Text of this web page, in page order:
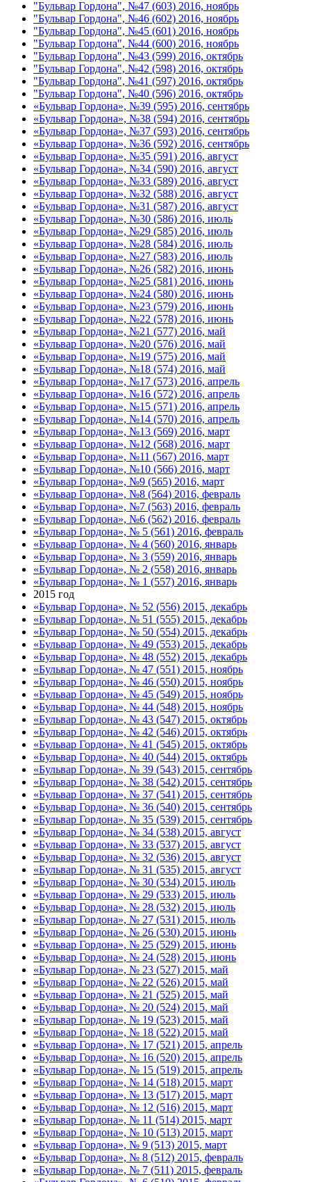
"Бульвар Гордона", №47 (603) 2016, ноябрь
"Бульвар Гордона", №46 (602) 2016, ноябрь
"Бульвар Гордона", №45 (601) 2016, ноябрь
"Бульвар Гордона", №44 (600) 2016, ноябрь
"Бульвар Гордона", №43 (599) 2016, октябрь
"Бульвар Гордона", №42 (598) 2016, октябрь
"Бульвар Гордона", №41 (597) 2016, октябрь
"Бульвар Гордона", №40 (596) 2016, октябрь
«Бульвар Гордона», №39 (595) 2016, сентябрь
«Бульвар Гордона», №38 (594) 2016, сентябрь
«Бульвар Гордона», №37 (593) 2016, сентябрь
«Бульвар Гордона», №36 (592) 2016, сентябрь
«Бульвар Гордона», №35 (591) 2016, август
«Бульвар Гордона», №34 (590) 2016, август
«Бульвар Гордона», №33 (589) 2016, август
«Бульвар Гордона», №32 (588) 2016, август
«Бульвар Гордона», №31 (587) 2016, август
«Бульвар Гордона», №30 (586) 2016, июль
«Бульвар Гордона», №29 (585) 2016, июль
«Бульвар Гордона», №28 (584) 2016, июль
«Бульвар Гордона», №27 (583) 2016, июль
«Бульвар Гордона», №26 (582) 2016, июнь
«Бульвар Гордона», №25 (581) 2016, июнь
«Бульвар Гордона», №24 (580) 2016, июнь
«Бульвар Гордона», №23 (579) 2016, июнь
«Бульвар Гордона», №22 (578) 2016, июнь
«Бульвар Гордона», №21 (577) 2016, май
«Бульвар Гордона», №20 (576) 2016, май
«Бульвар Гордона», №19 (575) 2016, май
«Бульвар Гордона», №18 (574) 2016, май
«Бульвар Гордона», №17 (573) 2016, апрель
«Бульвар Гордона», №16 (572) 2016, апрель
«Бульвар Гордона», №15 (571) 2016, апрель
«Бульвар Гордона», №14 (570) 2016, апрель
«Бульвар Гордона», №13 (569) 2016, март
«Бульвар Гордона», №12 (568) 2016, март
«Бульвар Гордона», №11 (567) 2016, март
«Бульвар Гордона», №10 (566) 2016, март
«Бульвар Гордона», №9 (565) 2016, март
«Бульвар Гордона», №8 (564) 2016, февраль
«Бульвар Гордона», №7 (563) 2016, февраль
«Бульвар Гордона», №6 (562) 2016, февраль
«Бульвар Гордона», № 5 (561) 2016, февраль
«Бульвар Гордона», № 4 (560) 2016, январь
«Бульвар Гордона», № 3 (559) 2016, январь
«Бульвар Гордона», № 2 (558) 2016, январь
«Бульвар Гордона», № 1 (557) 2016, январь
2015 год
«Бульвар Гордона», № 52 (556) 2015, декабрь
«Бульвар Гордона», № 51 (555) 2015, декабрь
«Бульвар Гордона», № 50 (554) 2015, декабрь
«Бульвар Гордона», № 49 (553) 2015, декабрь
«Бульвар Гордона», № 48 (552) 2015, декабрь
«Бульвар Гордона», № 47 (551) 2015, ноябрь
«Бульвар Гордона», № 46 (550) 2015, ноябрь
«Бульвар Гордона», № 45 (549) 2015, ноябрь
«Бульвар Гордона», № 44 (548) 2015, ноябрь
«Бульвар Гордона», № 43 (547) 2015, октябрь
«Бульвар Гордона», № 42 (546) 2015, октябрь
«Бульвар Гордона», № 41 (545) 2015, октябрь
«Бульвар Гордона», № 40 (544) 2015, октябрь
«Бульвар Гордона», № 39 (543) 2015, сентябрь
«Бульвар Гордона», № 38 (542) 2015, сентябрь
«Бульвар Гордона», № 37 (541) 2015, сентябрь
«Бульвар Гордона», № 36 (540) 2015, сентябрь
«Бульвар Гордона», № 35 (539) 2015, сентябрь
«Бульвар Гордона», № 34 (538) 2015, август
«Бульвар Гордона», № 33 (537) 2015, август
«Бульвар Гордона», № 32 (536) 2015, август
«Бульвар Гордона», № 31 (535) 2015, август
«Бульвар Гордона», № 30 (534) 2015, июль
«Бульвар Гордона», № 29 (533) 2015, июль
«Бульвар Гордона», № 28 (532) 2015, июль
«Бульвар Гордона», № 27 (531) 2015, июль
«Бульвар Гордона», № 26 (530) 2015, июнь
«Бульвар Гордона», № 25 (529) 2015, июнь
«Бульвар Гордона», № 24 (528) 2015, июнь
«Бульвар Гордона», № 23 (527) 2015, май
«Бульвар Гордона», № 22 (526) 2015, май
«Бульвар Гордона», № 21 (525) 2015, май
«Бульвар Гордона», № 20 (524) 2015, май
«Бульвар Гордона», № 19 (523) 2015, май
«Бульвар Гордона», № 18 (522) 2015, май
«Бульвар Гордона», № 17 (521) 2015, апрель
«Бульвар Гордона», № 16 (520) 2015, апрель
«Бульвар Гордона», № 15 (519) 2015, апрель
«Бульвар Гордона», № 14 (518) 2015, март
«Бульвар Гордона», № 13 (517) 2015, март
«Бульвар Гордона», № 12 (516) 2015, март
«Бульвар Гордона», № 11 (514) 2015, март
«Бульвар Гордона», № 10 (513) 2015, март
«Бульвар Гордона», № 9 (513) 2015, март
«Бульвар Гордона», № 8 (512) 2015, февраль
«Бульвар Гордона», № 7 (511) 2015, февраль